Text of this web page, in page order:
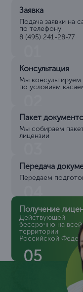
Заявка
Подача заявки на
по телефону
8 (495) 241-28-77
Консультация
Мы консультируем
по условиям
Пакет
Мы собираем
лицензии
Передача
Передаем
04
Получение
Действующей
бессрочно на всей
территории
Российской
05